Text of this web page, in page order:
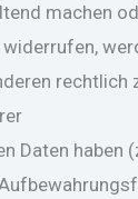
machen
rechtlich
Daten haben